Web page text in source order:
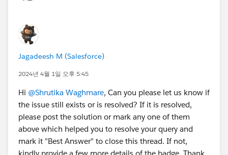
Jagadeesh M (Salesforce)
2024년 4월 1일 오후 5:45
Hi @Shrutika Waghmare, Can you please let us know if
the issue still exists or is resolved? If it is resolved,
please post the solution or mark any one of them
above which helped you to resolve your query and
mark it "Best Answer" to close this thread. If not,